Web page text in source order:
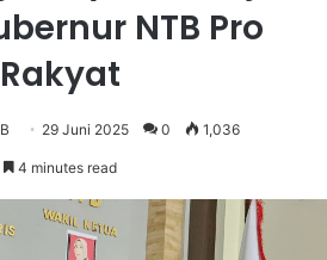
NTB Pro
Rakyat
29 Juni 2025 0 1,036
4 minutes read